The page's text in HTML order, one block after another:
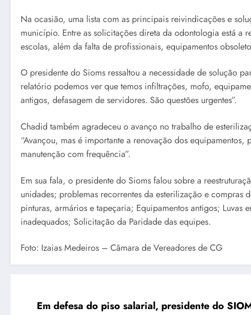
Na ocasião, uma lista com as principais reivindicações e
município. Entre as solicitações direta da odontologia está a
escolas, além da falta de profissionais, equipamentos
O presidente do Sioms ressaltou a necessidade de solução
relatório podemos ver que temos infiltrações, mofo,
antigos, defasagem de servidores. São questões urgentes”.
Chadid também agradeceu o avanço no trabalho de
“Avançou, mas é importante a renovação dos equipamentos,
manutenção com frequência”.
Em sua fala, o presidente do Sioms falou sobre a
unidades; problemas recorrentes da esterilização e compras
pinturas, armários e tapeçaria; Equipamentos antigos; Luvas
inadequados; Solicitação da Paridade das equipes.
Foto: Izaias Medeiros – Câmara de Vereadores de CG
Em defesa do piso salarial, presidente do